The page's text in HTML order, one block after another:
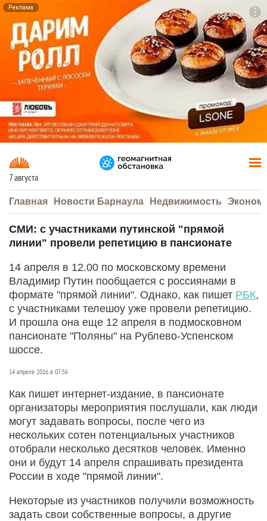
Реклама
7 августа
Главная Новости Барнаула Недвижимость
СМИ: с участниками путинской "прямой
линии" провели репетицию в пансионате
14 апреля в 12.00 по московскому времени
Владимир Путин пообщается с россиянами в
формате "прямой линии". Однако, как пишет РБК,
с участниками телешоу уже провели репетицию.
И прошла она еще 12 апреля в подмосковном
пансионате "Поляны" на Рублево-Успенском
шоссе.
14 апреля 2016 в 07:56
Как пишет интернет-издание, в пансионате
организаторы мероприятия послушали, как люди
могут задавать вопросы, после чего из
нескольких сотен потенциальных участников
отобрали несколько десятков человек. Именно
они и будут 14 апреля спрашивать президента
России в ходе "прямой линии".
Некоторые из участников получили возможность
задать свои собственные вопросы, а другие